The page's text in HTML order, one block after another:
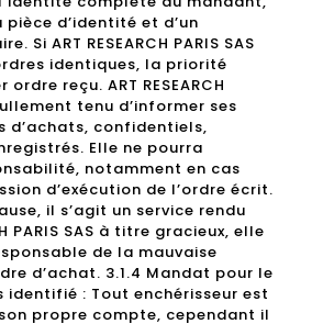
pièce d’identité et d’un
Si ART RESEARCH PARIS SAS
identiques, la priorité
reçu. ART RESEARCH
tenu d’informer ses
d’achats, confidentiels,
Elle ne pourra
notamment en cas
d’exécution de l’ordre écrit.
il s’agit un service rendu
PARIS SAS à titre gracieux, elle
de la mauvaise
d’achat. 3.1.4 Mandat pour le
identifié : Tout enchérisseur est
propre compte, cependant il